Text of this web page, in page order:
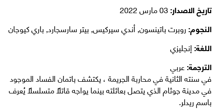
تاريخ الاصدار:
النجوم:روبرت باتينسون, أندي سيركيس, بيتر سارسجارد, باري كيوجان
اللغة:إنجليزي
الترجمة:عربي
في سنته الثانية في محاربة الجريمة ، يكتشف باتمان الفساد الموجود
في مدينة جوثام الذي يتصل بعائلته بينما يواجه قاتلًا متسلسلاً يُعرف
باسم ريدلر.